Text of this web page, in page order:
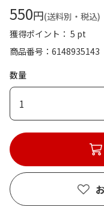
550円(送料別・税込)
獲得ポイント： 5 pt
商品番号
6148935143
数量
1